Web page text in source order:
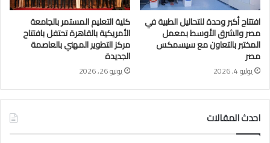
افتتاح أكبر وحدة للتحاليل الطبية في
مصر والشرق الأوسط بمعمل
المختبر بالتعاون مع سيسمكس
مصر
يوليو 4, 2026
كلية التعليم المستمر بالجامعة
الأمريكية بالقاهرة تحتفل بافتتاح
مركز التطوير المهني بالعاصمة
الجديدة
يونيو 26, 2026
احدث المقالات